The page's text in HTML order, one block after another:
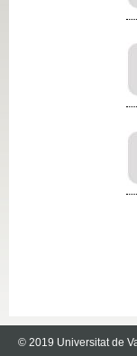
© 2019 Universitat de